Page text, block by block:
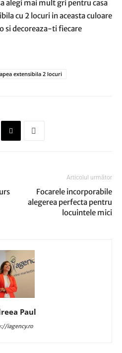
alegi mai mult gri pentru casa
cu 2 locuri in aceasta culoare
si decoreaza-ti fiecare
extensibila 2 locuri
Articolul următor
Focarele incorporabile
alegerea perfecta pentru
locuintele mici
Paul
iagency.ro